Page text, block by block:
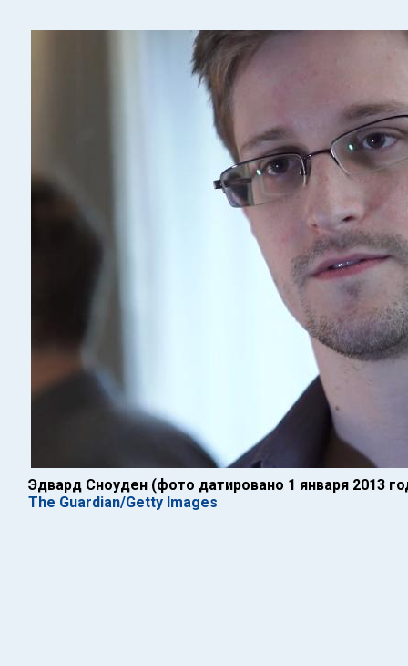
Эдвард Сноуден (фото датировано 1 января 2013
The Guardian/Getty Images